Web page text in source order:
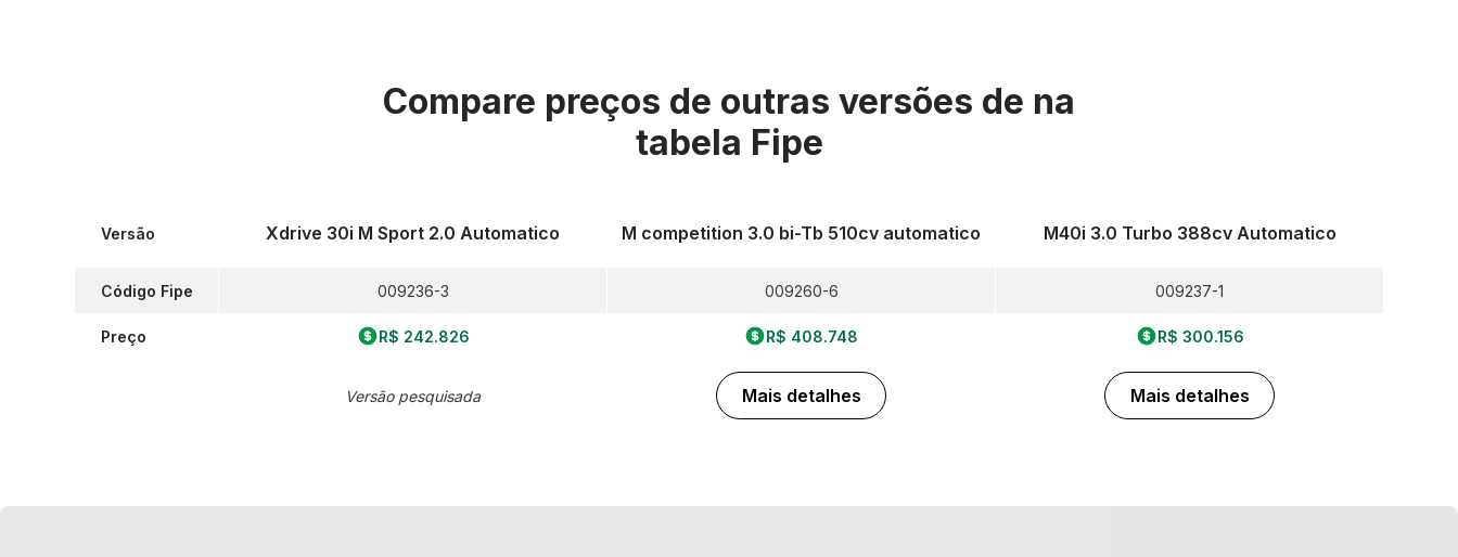
Compare preços de outras versões de na
tabela Fipe
Versão
Código Fipe
Preço
Xdrive 30i M Sport 2.0 Automatico
009236-3
R$ 242.826
Versão pesquisada
M competition 3.0 bi-Tb 510cv automatico
009260-6
R$ 408.748
Mais detalhes
M40i 3.0 Turbo 388cv Automatico
009237-1
R$ 300.156
Mais detalhes